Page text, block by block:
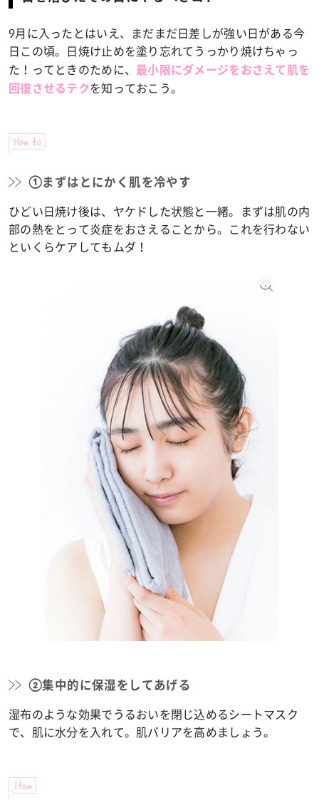
9月に入ったとはいえ、まだまだ日差しが強い日がある今
日この頃。日焼け止めを塗り忘れてうっかり焼けちゃっ
た！ってときのために、 最小限にダメージをおさえて肌を
回復させるテクを知っておこう。
How to
①まずはとにかく肌を冷やす
ひどい日焼け後は、ヤケドした状態と一緒。まずは肌の内
部の熱をとって炎症をおさえることから。これを行わない
といくらケアしてもムダ！
②集中的に保湿をしてあげる
湿布のような効果でうるおいを閉じ込めるシートマスク
で、肌に水分を入れて。肌バリアを高めましょう。
Item